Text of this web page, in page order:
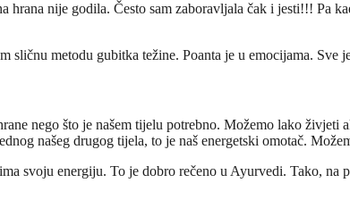
nije godila. Često sam zaboravljala čak i jesti!!! Pa
sličnu metodu gubitka težine. Poanta je u emocijama. Sve
nego što je našem tijelu potrebno. Možemo lako
našeg drugog tijela, to je naš energetski omotač.
svoju energiju. To je dobro rečeno u Ayurvedi. Tako,